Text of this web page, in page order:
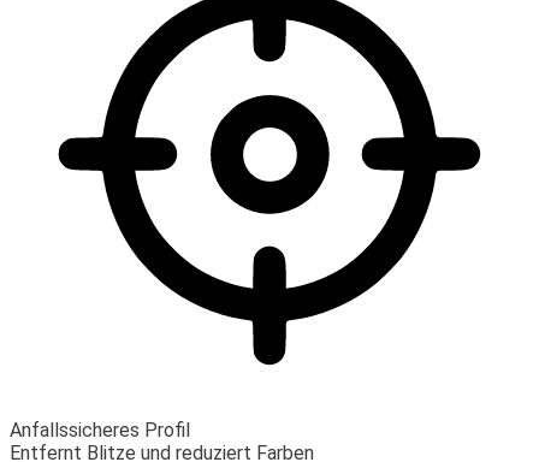
Anfallssicheres Profil
Entfernt Blitze und reduziert Farben